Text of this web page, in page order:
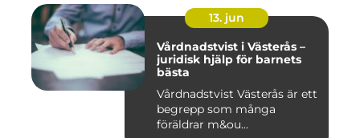
13. jun
Vårdnadstvist i Västerås –
juridisk hjälp för barnets
bästa
Vårdnadstvist Västerås är ett
begrepp som många
föräldrar m&ou...